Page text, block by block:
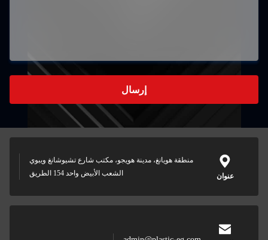
إرسال
عنوان
منطقة هويانغ، مدينة هويجو، مكتب شارع تشيوشانغ ويبوي
الشعب الأبيض واحد 154 الطريق